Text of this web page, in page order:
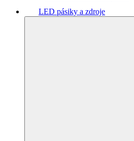
LED pásiky a zdroje